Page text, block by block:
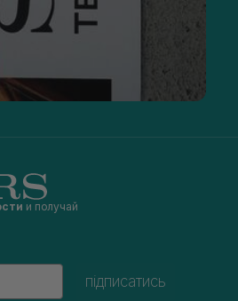
и получай
підписатись